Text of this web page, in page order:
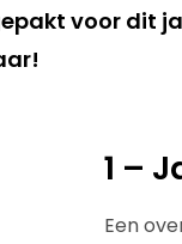
voor dit
1 –
Een